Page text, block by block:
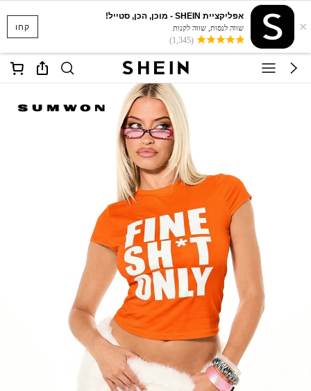
קחו ×
אפליקציית SHEIN - מוכן, הכן, סטייל!
שווה לנסות, שווה לקנות
(1,345)